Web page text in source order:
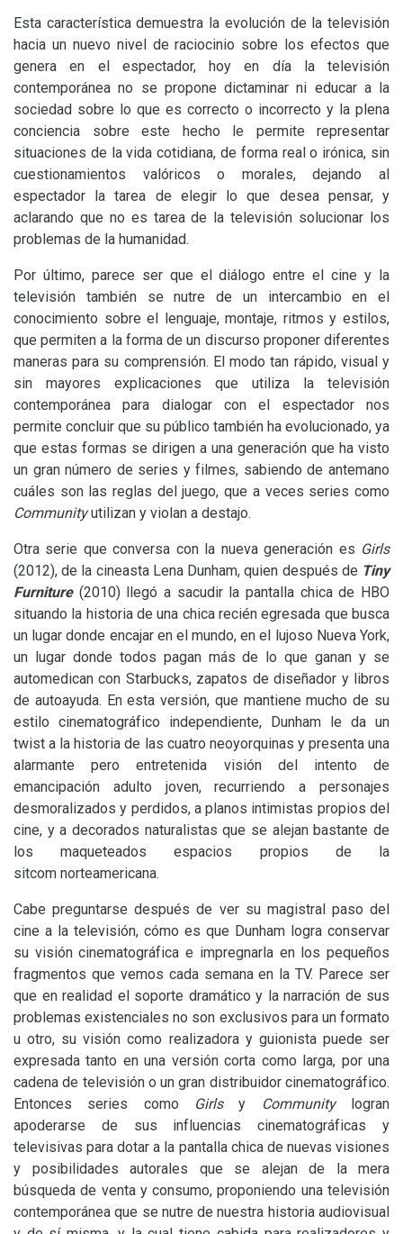
Esta característica demuestra la evolución de la televisión
hacia un nuevo nivel de raciocinio sobre los efectos que
genera en el espectador, hoy en día la televisión
contemporánea no se propone dictaminar ni educar a la
sociedad sobre lo que es correcto o incorrecto y la plena
conciencia sobre este hecho le permite representar
situaciones de la vida cotidiana, de forma real o irónica, sin
cuestionamientos valóricos o morales, dejando al
espectador la tarea de elegir lo que desea pensar, y
aclarando que no es tarea de la televisión solucionar los
problemas de la humanidad.
Por último, parece ser que el diálogo entre el cine y la
televisión también se nutre de un intercambio en el
conocimiento sobre el lenguaje, montaje, ritmos y estilos,
que permiten a la forma de un discurso proponer diferentes
maneras para su comprensión. El modo tan rápido, visual y
sin mayores explicaciones que utiliza la televisión
contemporánea para dialogar con el espectador nos
permite concluir que su público también ha evolucionado, ya
que estas formas se dirigen a una generación que ha visto
un gran número de series y filmes, sabiendo de antemano
cuáles son las reglas del juego, que a veces series como
Communityutilizan y violan a destajo.
Otra serie que conversa con la nueva generación es Girls
(2012), de la cineasta Lena Dunham, quien después de Tiny
Furniture(2010) llegó a sacudir la pantalla chica de HBO
situando la historia de una chica recién egresada que busca
un lugar donde encajar en el mundo, en el lujoso Nueva York,
un lugar donde todos pagan más de lo que ganan y se
automedican con Starbucks, zapatos de diseñador y libros
de autoayuda. En esta versión, que mantiene mucho de su
estilo cinematográfico independiente, Dunham le da un
twist a la historia de las cuatro neoyorquinas y presenta una
alarmante pero entretenida visión del intento de
emancipación adulto joven, recurriendo a personajes
desmoralizados y perdidos, a planos intimistas propios del
cine, y a decorados naturalistas que se alejan bastante de
los maqueteados espacios propios de la
sitcom norteamericana.
Cabe preguntarse después de ver su magistral paso del
cine a la televisión, cómo es que Dunham logra conservar
su visión cinematográfica e impregnarla en los pequeños
fragmentos que vemos cada semana en laTV. Parece ser
que en realidad el soporte dramático y la narración de sus
problemas existenciales no son exclusivos para un formato
u otro, su visión como realizadora y guionista puede ser
expresada tanto en una versión corta como larga, por una
cadena de televisión o un gran distribuidor cinematográfico.
Entonces series como
Girls y Communitylogran
apoderarse de sus influencias cinematográficas y
televisivas para dotar a la pantalla chica de nuevas visiones
y posibilidades autorales que se alejan de la mera
búsqueda de venta y consumo, proponiendo una televisión
contemporánea que se nutre de nuestra historia audiovisual